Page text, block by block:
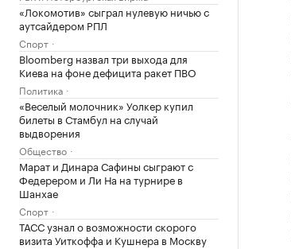
«Локомотив» сыграл нулевую ничью с
аутсайдером РПЛ
Спорт
Bloomberg назвал три выхода для
Киева на фоне дефицита ракет ПВО
Политика
«Веселый молочник» Уолкер купил
билеты в Стамбул на случай
выдворения
Общество
Марат и Динара Сафины сыграют с
Федерером и Ли На на турнире в
Шанхае
Спорт
ТАСС узнал о возможности скорого
визита Уиткоффа и Кушнера в Москву